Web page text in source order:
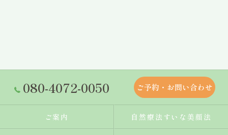
080-4072-0050 ご予約・お問い合わせ
ご案内 自然療法すいな美顔法